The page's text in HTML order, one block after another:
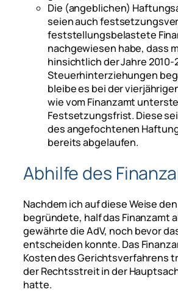
Die (angeblichen)
seien auch
feststellungsbelastete
nachgewiesen habe, dass
hinsichtlich der Jahre 2010-
Steuerhinterziehungen
bleibe es bei der
wie vom Finanzamt
Festsetzungsfrist. Diese
des angefochtenen
bereits abgelaufen.
Abhilfe des
Nachdem ich auf diese Weise
begründete, half das Finanzamt
gewährte die AdV, noch bevor
entscheiden konnte. Das
Kosten des Gerichtsverfahrens
der Rechtsstreit in der
hatte.